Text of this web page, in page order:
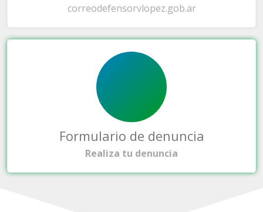
correodefensorvlopez.gob.ar
Formulario de denuncia
Realiza tu denuncia